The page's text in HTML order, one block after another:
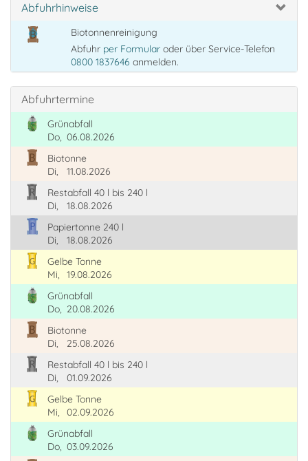
Abfuhrhinweise
Biotonnenreinigung
Abfuhr per Formular oder über Service-Telefon
0800 1837646 anmelden.
Abfuhrtermine
Grünabfall
Do, 06.08.2026
Biotonne
Di,
11.08.2026
Restabfall 40 l bis 240 l
Di,
18.08.2026
Papiertonne 240 l
Di,
18.08.2026
Gelbe Tonne
Mi,
19.08.2026
Grünabfall
Do, 20.08.2026
Biotonne
Di,
25.08.2026
Restabfall 40 l bis 240 l
Di,
01.09.2026
Gelbe Tonne
Mi,
02.09.2026
Grünabfall
Do, 03.09.2026